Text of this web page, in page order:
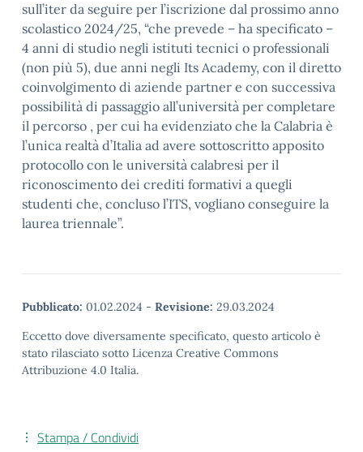
sull’iter da seguire per l’iscrizione dal prossimo anno
scolastico 2024/25, “che prevede – ha specificato –
4 anni di studio negli istituti tecnici o professionali
(non più 5), due anni negli Its Academy, con il diretto
coinvolgimento di aziende partner e con successiva
possibilità di passaggio all’università per completare
il percorso , per cui ha evidenziato che la Calabria è
l’unica realtà d’Italia ad avere sottoscritto apposito
protocollo con le università calabresi per il
riconoscimento dei crediti formativi a quegli
studenti che, concluso l’ITS, vogliano conseguire la
laurea triennale”.
Pubblicato: 01.02.2024 - Revisione: 29.03.2024
Eccetto dove diversamente specificato, questo articolo è
stato rilasciato sotto Licenza Creative Commons
Attribuzione 4.0 Italia.
Stampa / Condividi